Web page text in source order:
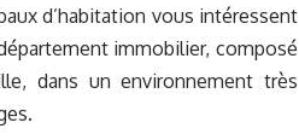
d’habitation vous intéressent
immobilier, composé
dans un environnement très